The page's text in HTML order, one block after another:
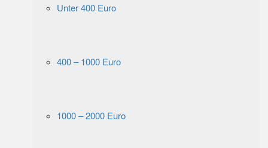
Unter 400 Euro
400 – 1000 Euro
1000 – 2000 Euro